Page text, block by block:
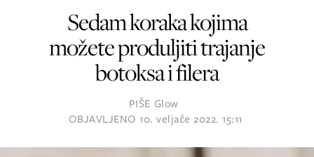
Sedam koraka kojima
možete produljiti trajanje
botoksa i filera
PIŠE Glow
OBJAVLJENO 10. veljače 2022. 15:11